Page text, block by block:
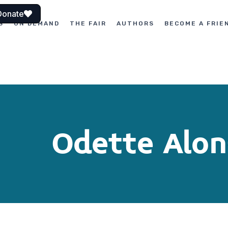
ON DEMAND THE FAIR AUTHORS BECOME A
Odette